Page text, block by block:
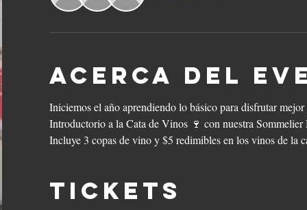
Acerca del
Iniciemos el año aprendiendo lo básico para disfrutar
Introductorio a la Cata de Vinos 🍷 con nuestra
Incluye 3 copas de vino y $5 redimibles en los vinos de la
Tickets